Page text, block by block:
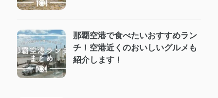
那覇空港で食べたいおすすめラン
チ！空港近くのおいしいグルメも
紹介します！